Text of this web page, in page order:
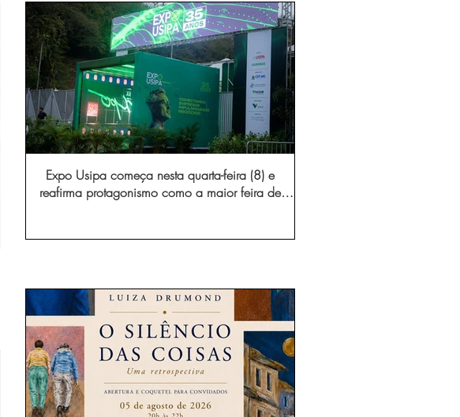
viagens de caminhões por ano pelas vias de Timóteo
Expo Usipa começa nesta quarta-feira (8) e
reafirma protagonismo como a maior feira de